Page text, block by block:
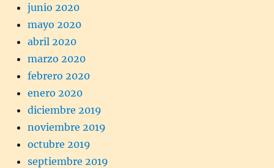
junio 2020
mayo 2020
abril 2020
marzo 2020
febrero 2020
enero 2020
diciembre 2019
noviembre 2019
octubre 2019
septiembre 2019